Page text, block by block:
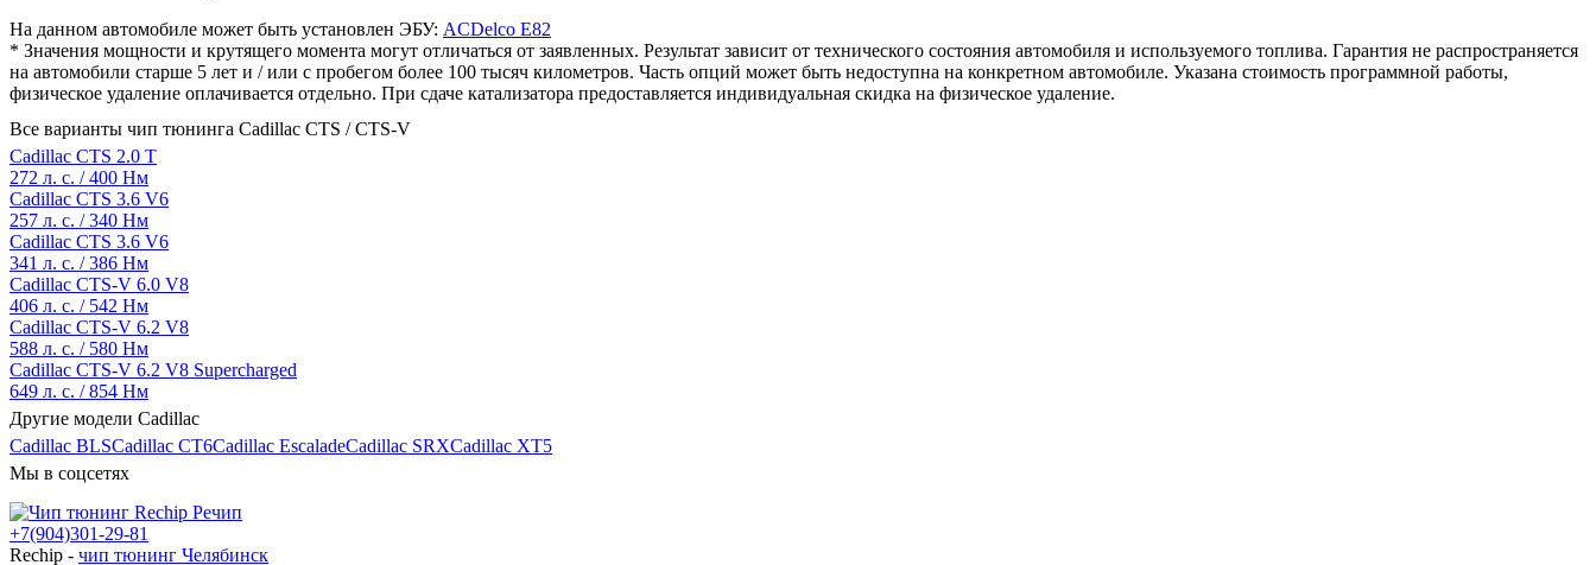
На данном автомобиле может быть установлен ЭБУ: ACDelco E82
* Значения мощности и крутящего момента могут отличаться от заявленных. Результат зависит от технического состояния автомобиля и используемого топлива. Гарантия не распространяется
на автомобили старше 5 лет и / или с пробегом более 100 тысяч километров. Часть опций может быть недоступна на конкретном автомобиле. Указана стоимость программной работы,
физическое удаление оплачивается отдельно. При сдаче катализатора предоставляется индивидуальная скидка на физическое удаление.
Все варианты чип тюнинга Cadillac CTS / CTS-V
Cadillac CTS 2.0 T
272 л. с. / 400 Нм
Cadillac CTS 3.6 V6
257 л. с. / 340 Нм
Cadillac CTS 3.6 V6
341 л. с. / 386 Нм
Cadillac CTS-V 6.0 V8
406 л. с. / 542 Нм
Cadillac CTS-V 6.2 V8
588 л. с. / 580 Нм
Cadillac CTS-V 6.2 V8 Supercharged
649 л. с. / 854 Нм
Другие модели Cadillac
Cadillac BLSCadillac CT6Cadillac EscaladeCadillac SRXCadillac XT5
Мы в соцсетях
+7(904)301-29-81
Rechip - чип тюнинг Челябинск